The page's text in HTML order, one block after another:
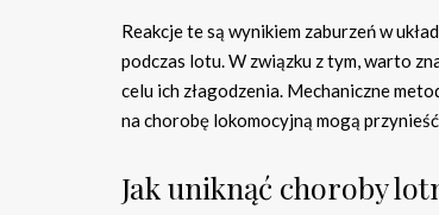
Reakcje te są wynikiem zaburzeń w
podczas lotu. W związku z tym, warto
celu ich złagodzenia. Mechaniczne
na chorobę lokomocyjną mogą
Jak uniknąć choroby